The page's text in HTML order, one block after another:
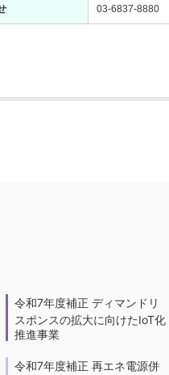
03-6837-8880
令和7年度補正 ディマンドリ
スポンスの拡大に向けたIoT化
推進事業
令和7年度補正 再エネ電源併